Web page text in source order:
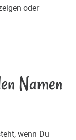
oder
Namen
wenn Du